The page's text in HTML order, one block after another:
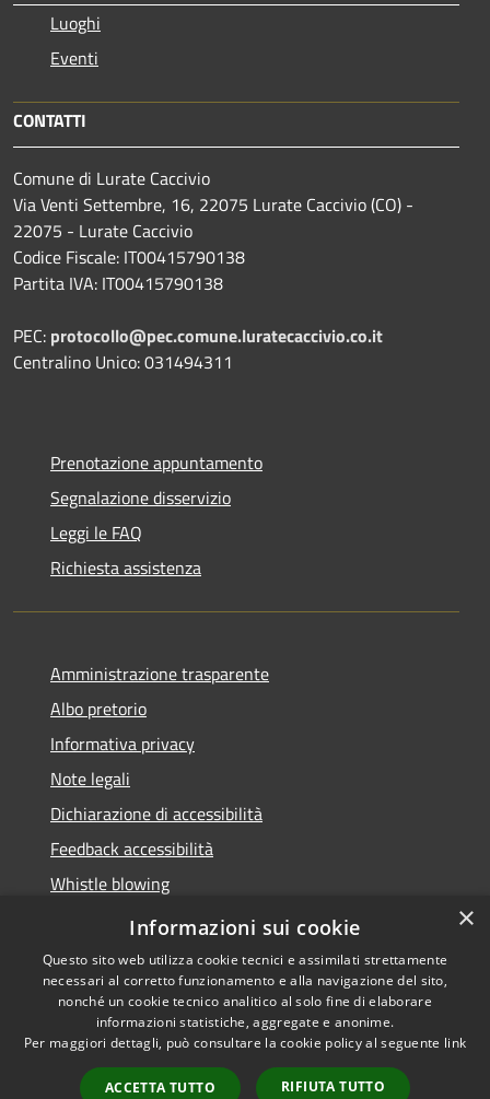
Luoghi
Eventi
CONTATTI
Comune di Lurate Caccivio
Via Venti Settembre, 16, 22075 Lurate Caccivio (CO) -
22075 - Lurate Caccivio
Codice Fiscale: IT00415790138
Partita IVA: IT00415790138
PEC: protocollo@pec.comune.luratecaccivio.co.it
Centralino Unico: 031494311
Prenotazione appuntamento
Segnalazione disservizio
Leggi le FAQ
Richiesta assistenza
Amministrazione trasparente
Albo pretorio
Informativa privacy
Note legali
Dichiarazione di accessibilità
Feedback accessibilità
Whistle blowing
Titolare potere sostitutivo
Accessibilità
Copyright © 2026 • Comune di
Lurate Caccivio • Powered by
Municipium•
Accesso
×
Informazioni sui cookie
Questo sito web utilizza cookie tecnici e assimilati strettamente
necessari al corretto funzionamento e alla navigazione del sito,
nonché un cookie tecnico analitico al solo fine di elaborare
informazioni statistiche, aggregate e anonime.
Per maggiori dettagli, può consultare la cookie policy al seguente link
ACCETTA TUTTO RIFIUTA TUTTO